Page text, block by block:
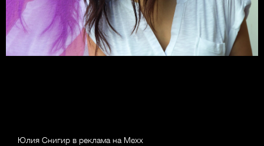
Юлия Снигир в реклама на Mexx